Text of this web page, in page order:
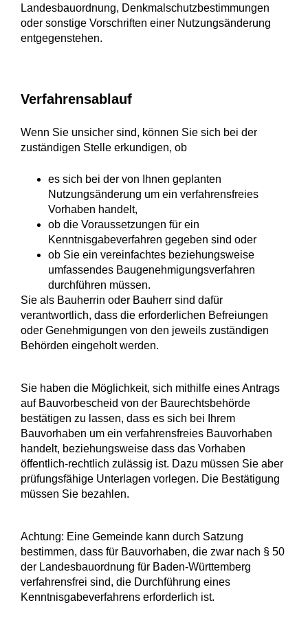
Landesbauordnung, Denkmalschutzbestimmungen
oder sonstige Vorschriften einer Nutzungsänderung
entgegenstehen.
Verfahrensablauf
Wenn Sie unsicher sind, können Sie sich bei der
zuständigen Stelle erkundigen, ob
es sich bei der von Ihnen geplanten
Nutzungsänderung um ein verfahrensfreies
Vorhaben handelt,
ob die Voraussetzungen für ein
Kenntnisgabeverfahren gegeben sind oder
ob Sie ein vereinfachtes beziehungsweise
umfassendes Baugenehmigungsverfahren
durchführen müssen.
Sie als Bauherrin oder Bauherr sind dafür
verantwortlich, dass die erforderlichen Befreiungen
oder Genehmigungen von den jeweils zuständigen
Behörden eingeholt werden.
Sie haben die Möglichkeit, sich mithilfe eines Antrags
auf Bauvorbescheid von der Baurechtsbehörde
bestätigen zu lassen, dass es sich bei Ihrem
Bauvorhaben um ein verfahrensfreies Bauvorhaben
handelt, beziehungsweise dass das Vorhaben
öffentlich-rechtlich zulässig ist. Dazu müssen Sie aber
prüfungsfähige Unterlagen vorlegen. Die Bestätigung
müssen Sie bezahlen.
Achtung: Eine Gemeinde kann durch Satzung
bestimmen, dass für Bauvorhaben, die zwar nach § 50
der Landesbauordnung für Baden-Württemberg
verfahrensfrei sind, die Durchführung eines
Kenntnisgabeverfahrens erforderlich ist.